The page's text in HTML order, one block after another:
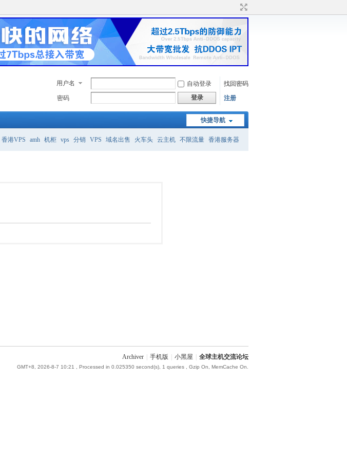
用户名 自动登录
找回密码
密码
登录 注册
快捷导航
香港VPS amh 机柜 vps 分销 VPS 域名出售 火车头 云主机 不限流量 香港服务器
Archiver 手机版 小黑屋 全球主机交流论坛
GMT+8, 2026-8-7 10:21 , Processed in 0.025350 second(s), 1 queries , Gzip On, MemCache On.